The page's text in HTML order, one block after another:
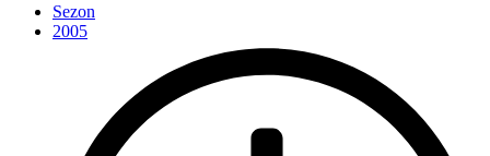
Sezon
2005